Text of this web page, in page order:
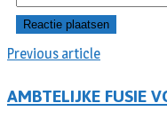
Previous article
AMBTELIJKE FUSIE